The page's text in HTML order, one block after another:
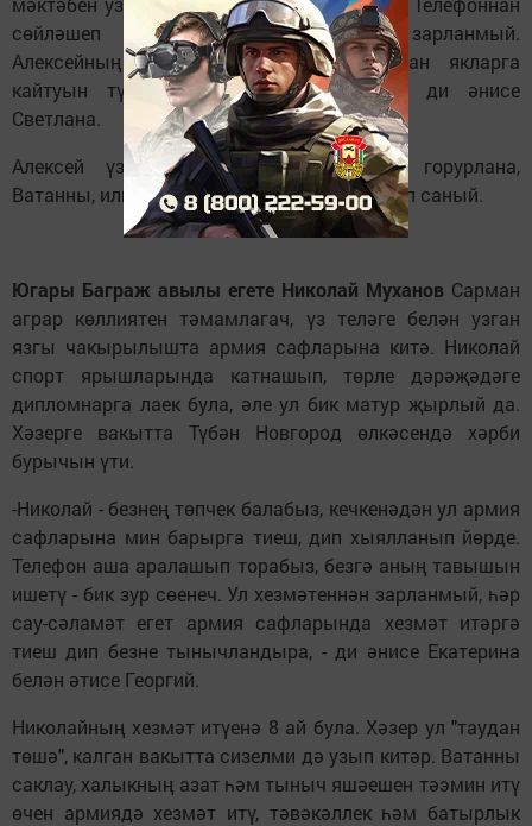
сөйләшеп торабыз, хезмәтеннән зарланмый.
Алексейның исән-сау хезмәт итеп туган якларга
кайтуын түземсезлек белән көтәбез, - ди әнисе
Светлана.
Алексей үзенең солдат булуы белән горурлана,
Ватанны, илне чын ирләр сакларга тиеш дип саный.
Югары Баграж авылы егете Николай Муханов Сарман
аграр көллиятен тәмамлагач, үз теләге белән узган
язгы чакырылышта армия сафларына китә. Николай
спорт ярышларында катнашып, төрле дәрәҗәдәге
дипломнарга лаек була, әле ул бик матур җырлый да.
Хәзерге вакытта Түбән Новгород өлкәсендә хәрби
бурычын үти.
-Николай - безнең төпчек балабыз, кечкенәдән ул армия
сафларына мин барырга тиеш, дип хыялланып йөрде.
Телефон аша аралашып торабыз, безгә аның тавышын
ишетү - бик зур сөенеч. Ул хезмәтеннән зарланмый, һәр
сау-сәламәт егет армия сафларында хезмәт итәргә
тиеш дип безне тынычландыра, - ди әнисе Екатерина
белән әтисе Георгий.
Николайның хезмәт итүенә 8 ай була. Хәзер ул "таудан
төшә", калган вакытта сизелми дә узып китәр. Ватанны
саклау, халыкның азат һәм тыныч яшәешен тәэмин итү
өчен армиядә хезмәт итү, тәвәкәллек һәм батырлык